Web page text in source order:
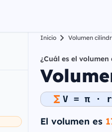
Inicio Volumen
¿Cuál es el
V = π ·
El volumen es